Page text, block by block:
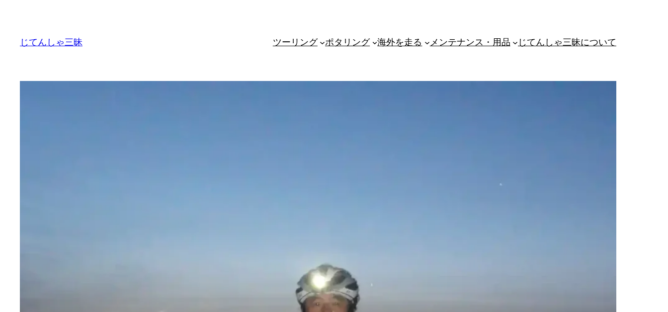
じてんしゃ三昧 ツーリング ポタリング 海外を走る メンテナンス・用品 じてんしゃ三昧について